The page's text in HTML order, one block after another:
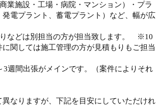
業施設・工場・病院・マンション）・プラ
電プラント、蓄電プラント）など、幅が広
などは別担当の方が担当致します。 ※10
関しては施工管理の方が見積もりもご担当
3週間出張がメインです。（案件によりそれ
なりますが、下記を目安にしていただけれ